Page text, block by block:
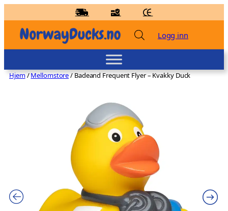
Badeand Bilmekaniker – Kvakky Duck
kr
til
innhold
Logg inn
Hjem/Mellomstore/ Badeand Frequent Flyer – Kvakky Duck